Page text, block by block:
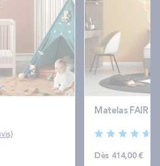
Matelas FAIR 2
Dès 414,00 €